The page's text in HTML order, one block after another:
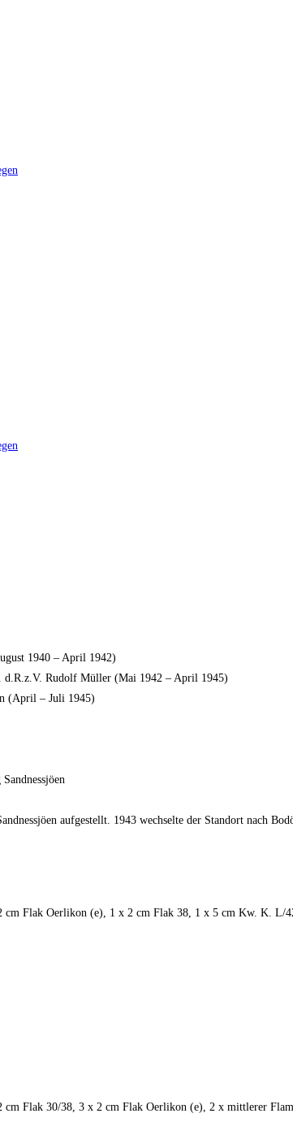
1940 – April 1942)
Rudolf Müller (Mai 1942 – April 1945)
– Juli 1945)
aufgestellt. 1943 wechselte der Standort nach
cm Flak Oerlikon (e), 1 x 2 cm Flak 38, 1 x 5 cm Kw. K.
cm Flak 30/38, 3 x 2 cm Flak Oerlikon (e), 2 x mittlerer